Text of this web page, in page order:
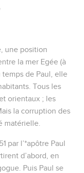
une position
la mer Egée (à
temps de Paul, elle
Tous les
orientaux ; les
la corruption des
matérielle.
par l’*apôtre Paul
d’abord, en
Puis Paul se